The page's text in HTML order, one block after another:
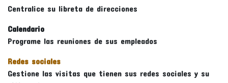
Centralice su libreta de direcciones
Calendario
Programe las reuniones de sus empleados
Redes sociales
Gestione las visitas que tienen sus redes sociales y su